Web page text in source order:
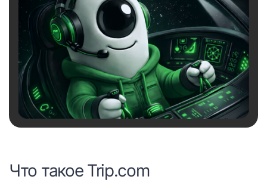
Что такое Trip.com